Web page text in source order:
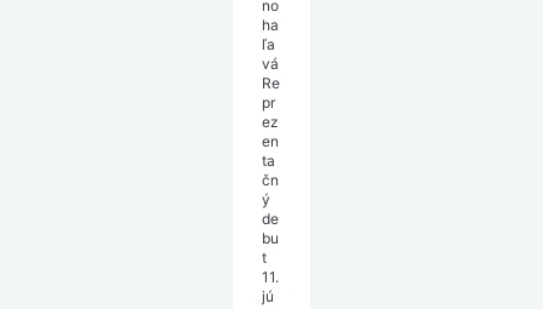
no
ha
ľa
vá
Re
pr
ez
en
ta
čn
ý
de
bu
t
11.
jú